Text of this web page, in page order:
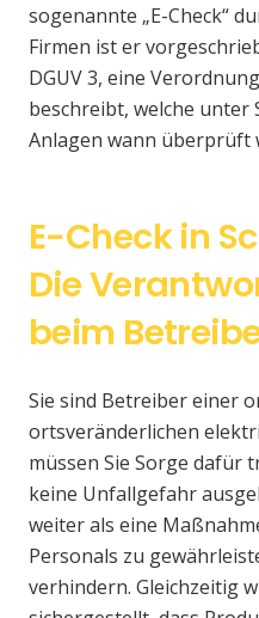
sogenannte „E-Check“
Firmen ist er
DGUV 3, eine
beschreibt, welche unter
Anlagen wann überprüft
E-Check in
Die
beim
Sie sind Betreiber einer
ortsveränderlichen
müssen Sie Sorge dafür
keine Unfallgefahr
weiter als eine
Personals zu
verhindern. Gleichzeitig